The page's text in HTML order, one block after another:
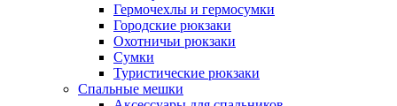
Гермочехлы и гермосумки
Городские рюкзаки
Охотничьи рюкзаки
Сумки
Туристические рюкзаки
Спальные мешки